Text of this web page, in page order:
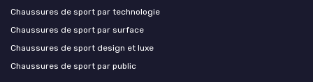
Chaussures de sport par technologie
Chaussures de sport par surface
Chaussures de sport design et luxe
Chaussures de sport par public